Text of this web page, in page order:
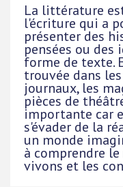
La littérature
l'écriture qui a
présenter des
pensées ou des
forme de texte.
trouvée dans
journaux, les
pièces de
importante car
s'évader de la
un monde
à comprendre
vivons et les